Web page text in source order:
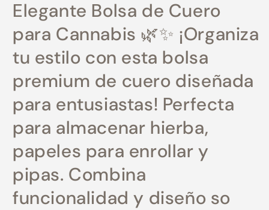
una
ventana
Elegante Bolsa de Cuero
para Cannabis 🌿✨ ¡Organiza
tu estilo con esta bolsa
premium de cuero diseñada
para entusiastas! Perfecta
para almacenar hierba,
papeles para enrollar y
pipas. Combina
funcionalidad y diseño so